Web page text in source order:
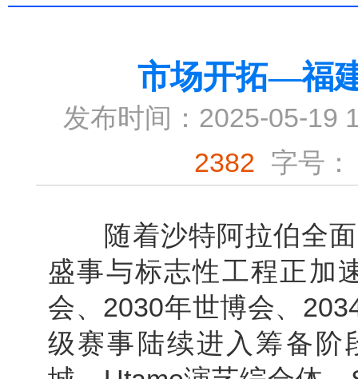
市场开拓—福
发布时间：2025-05-19
2382 字号
随着沙特阿拉伯全面
盛事与标志性工程正加
会、2030年世博会、
级赛事陆续进入筹备阶